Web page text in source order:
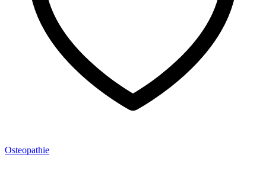
Osteopathie